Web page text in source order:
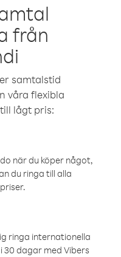
från
samtalstid
våra flexibla
lågt pris:
när du köper något,
du ringa till alla
ringa internationella
30 dagar med Vibers